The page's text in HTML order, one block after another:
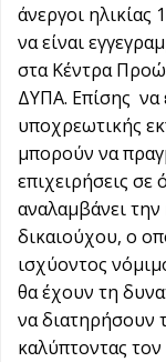
άνεργοι
να είναι
στα Κέντρα
ΔΥΠΑ. Επίσης να
υποχρεωτικής
μπορούν να
επιχειρήσεις
αναλαμβάνει
δικαιούχου, ο
ισχύοντος
θα έχουν τη
να διατηρήσουν
καλύπτοντας